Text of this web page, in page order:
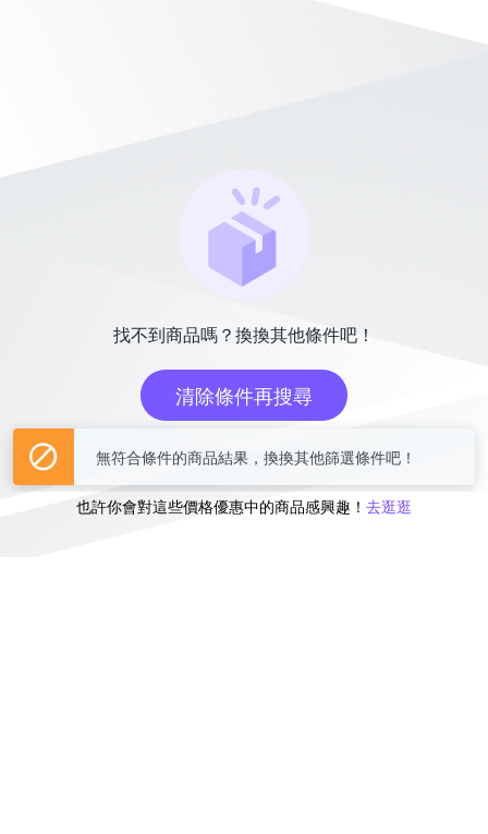
找不到商品嗎？換換其他條件吧！
清除條件再搜尋
或
也許你會對這些價格優惠中的商品感興趣！ 去逛逛